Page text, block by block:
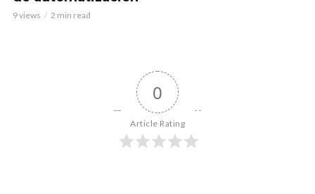
9 views 2 min read
0
Article Rating